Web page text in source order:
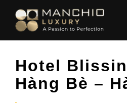
Home/Các công trình /KHÁCH SẠN
Hotel
Hàng Bè –